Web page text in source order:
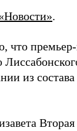
.
что
из
Вторая